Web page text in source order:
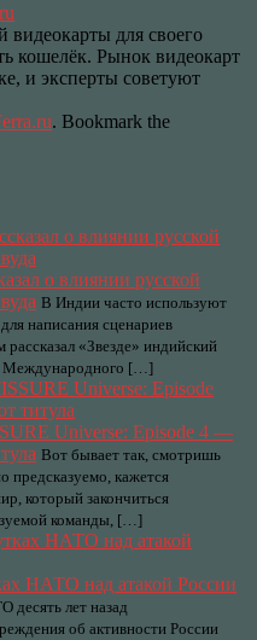
видеокарты для своего
кошелёк. Рынок видеокарт
и эксперты советуют
. Bookmark the
о влиянии русской
В Индии часто используют
написания сценариев
«Звезде» индийский
Международного […]
Universe: Episode 4 —
Вот бывает так, смотришь
предсказуемо, кажется
который закончиться
команды, […]
НАТО над атакой России
десять лет назад
об активности России